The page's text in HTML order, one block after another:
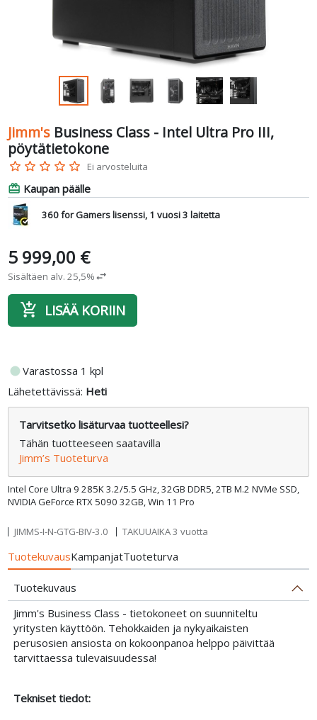
Jimm's Business Class - Intel Ultra Pro III,
pöytätietokone
star_border star_border star_border star_border star_border Ei arvosteluita
Intel Core Ultra 9 285K 3.2/5.5 GHz, 32GB DDR5, 2TB M.2 NVMe SSD,
NVIDIA GeForce RTX 5090 32GB, Win 11 Pro
card_giftcard Kaupan päälle
360 for Gamers lisenssi, 1 vuosi 3 laitetta
5 999,00 €
Sisältäen alv. 25,5%swap_horiz
add_shopping_cart LISÄÄ KORIIN
fiber_manual_recordVarastossa 1 kpl
Lähetettävissä: Heti
Tarvitsetko lisäturvaa tuotteellesi?
Tähän tuotteeseen saatavilla
Jimm’s Tuoteturva
JIMMS-I-N-GTG-BIV-3.0 TAKUUAIKA 3 vuotta
TuotekuvausKampanjatTuoteturva
Tuotekuvaus
Jimm's Business Class - tietokoneet on suunniteltu
yritysten käyttöön. Tehokkaiden ja nykyaikaisten
perusosien ansiosta on kokoonpanoa helppo päivittää
tarvittaessa tulevaisuudessa!
Tekniset tiedot: